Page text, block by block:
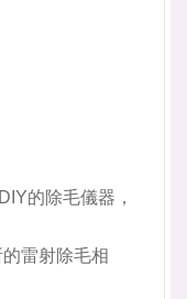
的除毛儀器，
雷射除毛相